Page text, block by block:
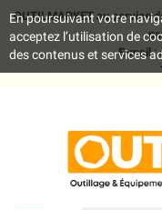
OUTILMARKET au service
E-mail:
En poursuivant votre
acceptez l’utilisation de
des contenus et services